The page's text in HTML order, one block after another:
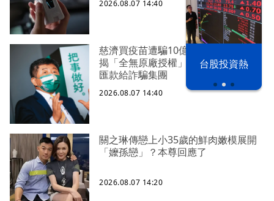
漢光42演習 台股投資熱
以色列 穹頂
之下
2026.08.07 14:40
慈濟買疫苗遭騙10億！陳時中昔專訪
揭「全無原廠授權」 網：總有傻子
匯款給詐騙集團
2026.08.07 14:40
關之琳傳戀上小35歲的鮮肉嫩模展開
「嬤孫戀」？本尊回應了
2026.08.07 14:20